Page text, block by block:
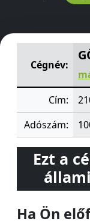
GÖDÖLLÖ ÉS
Cégnév:
Cím:
Adószám:
Ezt a
Ha Ön